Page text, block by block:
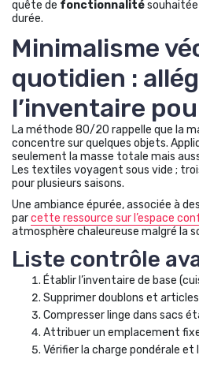
quête de fonctionnalité
durée.
Minimalisme
quotidien :
l’inventaire
La méthode 80/20 rappelle que la
concentre sur quelques objets.
seulement la masse totale mais
Les textiles voyagent sous vide ;
pour plusieurs saisons.
Une ambiance épurée, associée à
parcette ressource sur l’espace
atmosphère chaleureuse malgré la
Liste contrôle
Établir l’inventaire de base
Supprimer doublons et
Compresser linge dans sacs
Attribuer un emplacement
Vérifier la charge pondérale